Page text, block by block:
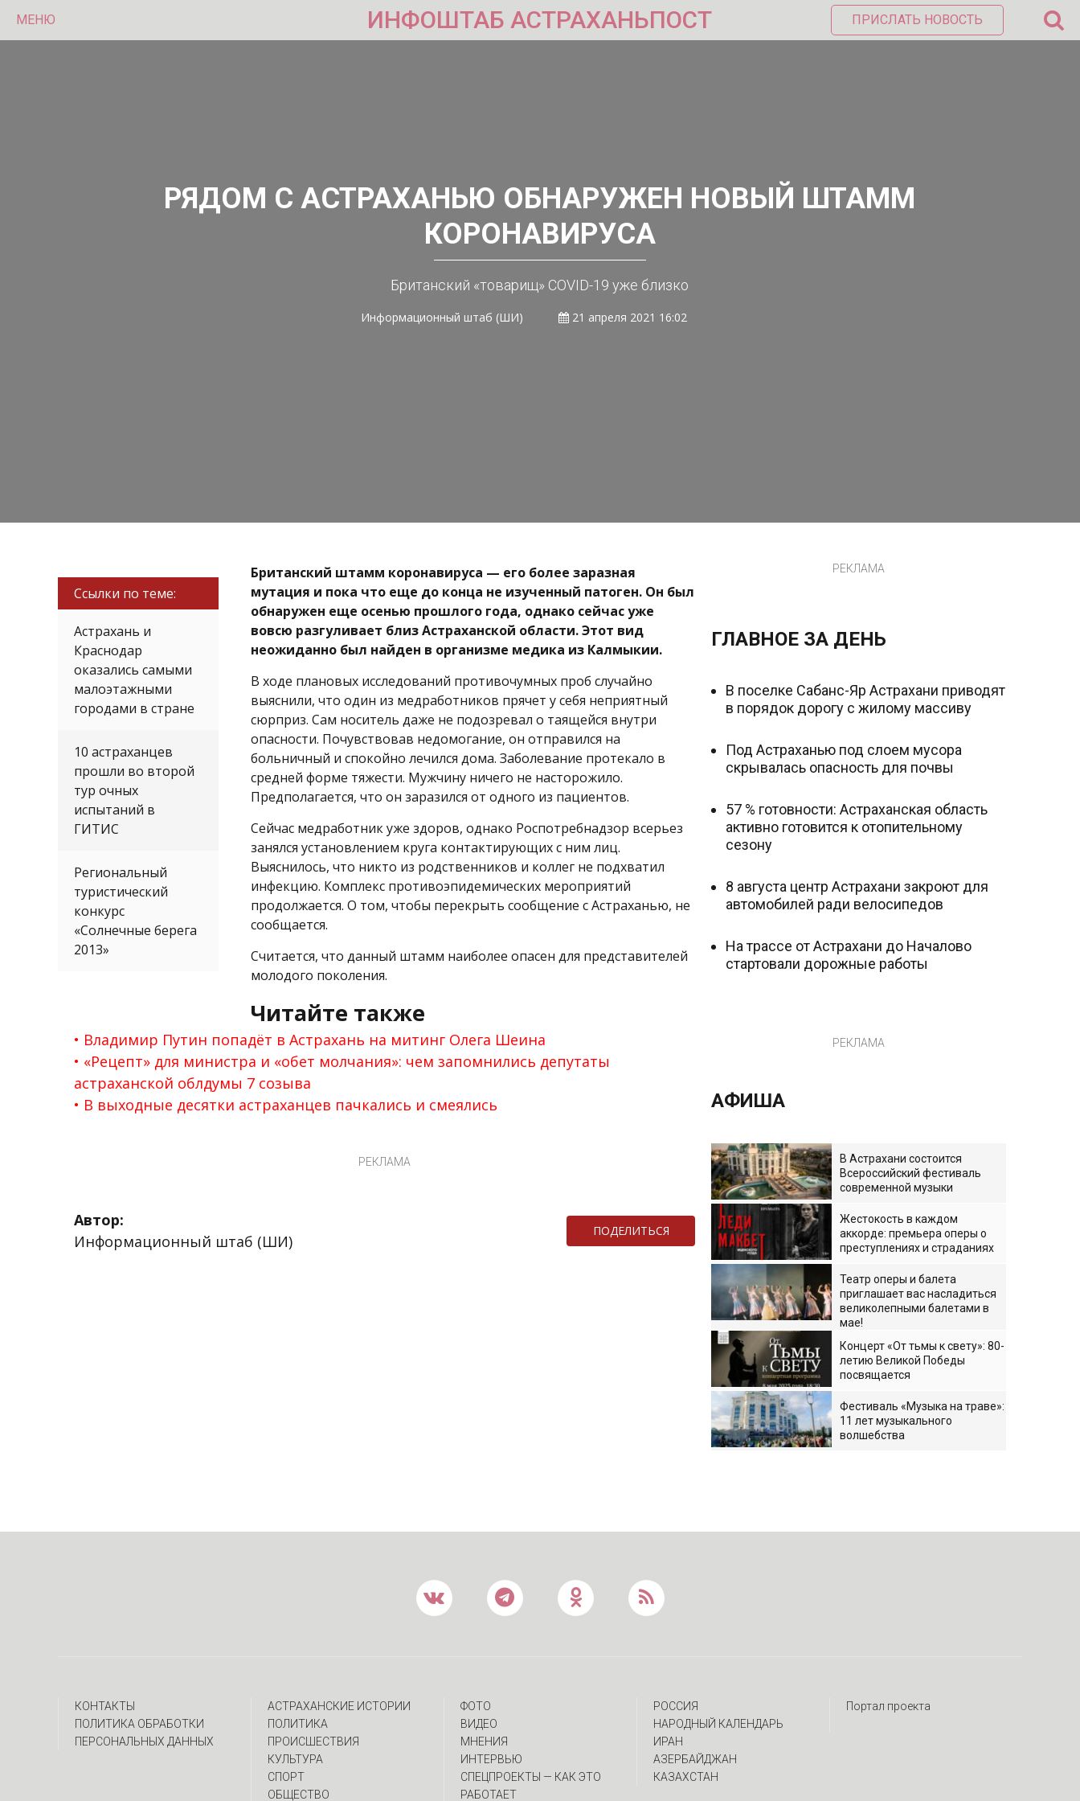
МЕНЮ ИНФОШТАБ АСТРАХАНЬПОСТ ПРИСЛАТЬ НОВОСТЬ
РЯДОМ С АСТРАХАНЬЮ ОБНАРУЖЕН НОВЫЙ ШТАММ
КОРОНАВИРУСА
Британский «товарищ» COVID-19 уже близко
Информационный штаб (ШИ) 21 апреля 2021 16:02
Ссылки по теме:
Астрахань и
Краснодар
оказались самыми
малоэтажными
городами в стране
10 астраханцев
прошли во второй
тур очных
испытаний в
ГИТИС
Региональный
туристический
конкурс
«Солнечные берега
2013»
Британский штамм коронавируса — его более заразная
мутация и пока что еще до конца не изученный патоген. Он был
обнаружен еще осенью прошлого года, однако сейчас уже
вовсю разгуливает близ Астраханской области. Этот вид
неожиданно был найден в организме медика из Калмыкии.
В ходе плановых исследований противочумных проб случайно
выяснили, что один из медработников прячет у себя неприятный
сюрприз. Сам носитель даже не подозревал о таящейся внутри
опасности. Почувствовав недомогание, он отправился на
больничный и спокойно лечился дома. Заболевание протекало в
средней форме тяжести. Мужчину ничего не насторожило.
Предполагается, что он заразился от одного из пациентов.
Сейчас медработник уже здоров, однако Роспотребнадзор всерьез
занялся установлением круга контактирующих с ним лиц.
Выяснилось, что никто из родственников и коллег не подхватил
инфекцию. Комплекс противоэпидемических мероприятий
продолжается. О том, чтобы перекрыть сообщение с Астраханью, не
сообщается.
Считается, что данный штамм наиболее опасен для представителей
молодого поколения.
Читайте также
Владимир Путин попадёт в Астрахань на митинг Олега Шеина
«Рецепт» для министра и «обет молчания»: чем запомнились депутаты
астраханской облдумы 7 созыва
В выходные десятки астраханцев пачкались и смеялись
РЕКЛАМА
Автор:
Информационный штаб (ШИ)
ПОДЕЛИТЬСЯ
РЕКЛАМА
ГЛАВНОЕ ЗА ДЕНЬ
В поселке Сабанс-Яр Астрахани приводят
в порядок дорогу с жилому массиву
Под Астраханью под слоем мусора
скрывалась опасность для почвы
57 % готовности: Астраханская область
активно готовится к отопительному
сезону
8 августа центр Астрахани закроют для
автомобилей ради велосипедов
На трассе от Астрахани до Началово
стартовали дорожные работы
РЕКЛАМА
АФИША
В Астрахани состоится
Всероссийский фестиваль
современной музыки
Жестокость в каждом
аккорде: премьера оперы о
преступлениях и страданиях
Театр оперы и балета
приглашает вас насладиться
великолепными балетами в
мае!
Концерт «От тьмы к свету»: 80-
летию Великой Победы
посвящается
Фестиваль «Музыка на траве»:
11 лет музыкального
волшебства
КОНТАКТЫ
ПОЛИТИКА ОБРАБОТКИ
ПЕРСОНАЛЬНЫХ ДАННЫХ
АСТРАХАНСКИЕ ИСТОРИИ
ПОЛИТИКА
ПРОИСШЕСТВИЯ
КУЛЬТУРА
СПОРТ
ОБЩЕСТВО
ФОТО
ВИДЕО
МНЕНИЯ
ИНТЕРВЬЮ
CПЕЦПРОЕКТЫ — КАК ЭТО
РАБОТАЕТ
РОССИЯ
НАРОДНЫЙ КАЛЕНДАРЬ
ИРАН
АЗЕРБАЙДЖАН
КАЗАХСТАН
Портал проекта